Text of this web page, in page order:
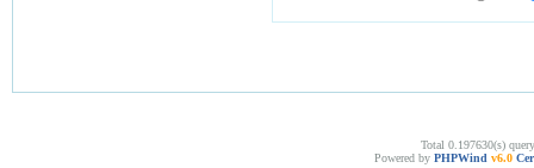
Total 0.197630(s)
Powered by PHPWind v6.0